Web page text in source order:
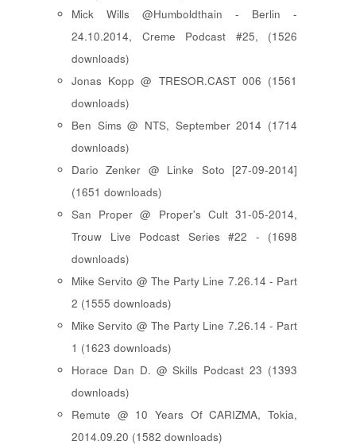
Mick Wills @Humboldthain - Berlin -
24.10.2014, Creme Podcast #25, (1526
downloads)
Jonas Kopp @ TRESOR.CAST 006 (1561
downloads)
Ben Sims @ NTS, September 2014 (1714
downloads)
Dario Zenker @ Linke Soto [27-09-2014]
(1651 downloads)
San Proper @ Proper's Cult 31-05-2014,
Trouw Live Podcast Series #22 - (1698
downloads)
Mike Servito @ The Party Line 7.26.14 - Part
2 (1555 downloads)
Mike Servito @ The Party Line 7.26.14 - Part
1 (1623 downloads)
Horace Dan D. @ Skills Podcast 23 (1393
downloads)
Remute @ 10 Years Of CARIZMA, Tokia,
2014.09.20 (1582 downloads)